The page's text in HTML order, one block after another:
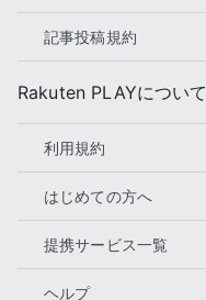
記事投稿規約
Rakuten PLAYについて
利用規約
はじめての方へ
提携サービス一覧
ヘルプ